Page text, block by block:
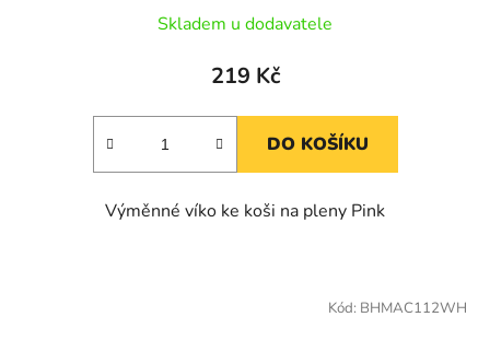
Skladem u dodavatele
219 Kč
DO KOŠÍKU
Výměnné víko ke koši na pleny Pink
Kód: BHMAC112WH